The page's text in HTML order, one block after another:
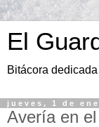
El
Bitácora
jueves, 1 de
Avería en